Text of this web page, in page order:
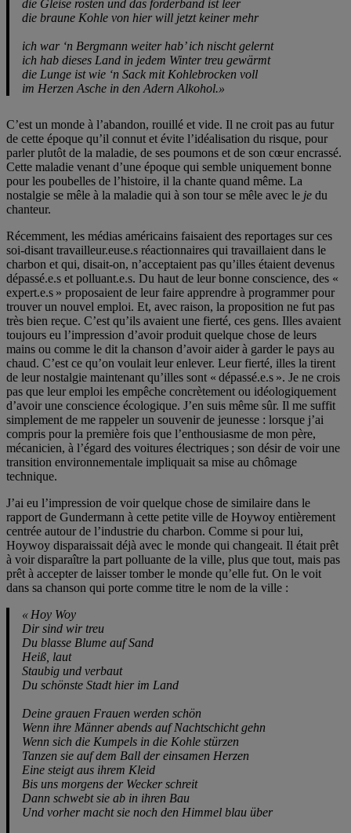
die Gleise rosten und das förderband ist leer
die braune Kohle von hier will jetzt keiner mehr
ich war ‘n Bergmann weiter hab’ ich nischt gelernt
ich hab dieses Land in jedem Winter treu gewärmt
die Lunge ist wie ‘n Sack mit Kohlebrocken voll
im Herzen Asche in den Adern Alkohol.»
C’est un monde à l’abandon, rouillé et vide. Il ne croit pas au futur
de cette époque qu’il connut et évite l’idéalisation du risque, pour
parler plutôt de la maladie, de ses poumons et de son cœur encrassé.
Cette maladie venant d’une époque qui semble uniquement bonne
pour les poubelles de l’histoire, il la chante quand même. La
nostalgie se mêle à la maladie qui à son tour se mêle avec le je du
chanteur.
Récemment, les médias américains faisaient des reportages sur ces
soi-disant travailleur.euse.s réactionnaires qui travaillaient dans le
charbon et qui, disait-on, n’acceptaient pas qu’illes étaient devenus
dépassé.e.s et polluant.e.s. Du haut de leur bonne conscience, des «
expert.e.s » proposaient de leur faire apprendre à programmer pour
trouver un nouvel emploi. Et, avec raison, la proposition ne fut pas
très bien reçue. C’est qu’ils avaient une fierté, ces gens. Illes avaient
toujours eu l’impression d’avoir produit quelque chose de leurs
mains ou comme le dit la chanson d’avoir aider à garder le pays au
chaud. C’est ce qu’on voulait leur enlever. Leur fierté, illes la tirent
de leur nostalgie maintenant qu’illes sont « dépassé.e.s ». Je ne crois
pas que leur emploi les empêche concrètement ou idéologiquement
d’avoir une conscience écologique. J’en suis même sûr. Il me suffit
simplement de me rappeler un souvenir de jeunesse : lorsque j’ai
compris pour la première fois que l’enthousiasme de mon père,
mécanicien, à l’égard des voitures électriques ; son désir de voir une
transition environnementale impliquait sa mise au chômage
technique.
J’ai eu l’impression de voir quelque chose de similaire dans le
rapport de Gundermann à cette petite ville de Hoywoy entièrement
centrée autour de l’industrie du charbon. Comme si pour lui,
Hoywoy disparaissait déjà avec le monde qui changeait. Il était prêt
à voir disparaître la part polluante de la ville, plus que tout, mais pas
prêt à accepter de laisser tomber le monde qu’elle fut. On le voit
dans sa chanson qui porte comme titre le nom de la ville :
« Hoy Woy
Dir sind wir treu
Du blasse Blume auf Sand
Heiß, laut
Staubig und verbaut
Du schönste Stadt hier im Land
Deine grauen Frauen werden schön
Wenn ihre Männer abends auf Nachtschicht gehn
Wenn sich die Kumpels in die Kohle stürzen
Tanzen sie auf dem Ball der einsamen Herzen
Eine steigt aus ihrem Kleid
Bis uns morgens der Wecker schreit
Dann schwebt sie ab in ihren Bau
Und vorher macht sie noch den Himmel blau über